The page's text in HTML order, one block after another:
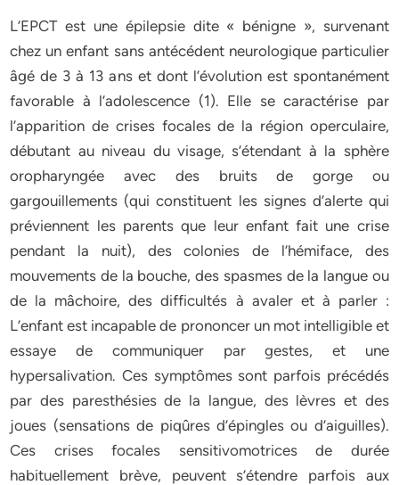
L’EPCT est une épilepsie dite « bénigne », survenant
chez un enfant sans antécédent neurologique particulier
âgé de 3 à 13 ans et dont l’évolution est spontanément
favorable à l’adolescence (1). Elle se caractérise par
l’apparition de crises focales de la région operculaire,
débutant au niveau du visage, s’étendant à la sphère
oropharyngée avec des bruits de gorge ou
gargouillements (qui constituent les signes d’alerte qui
préviennent les parents que leur enfant fait une crise
pendant la nuit), des colonies de l’hémiface, des
mouvements de la bouche, des spasmes de la langue ou
de la mâchoire, des difficultés à avaler et à parler :
L’enfant est incapable de prononcer un mot intelligible et
essaye de communiquer par gestes, et une
hypersalivation. Ces symptômes sont parfois précédés
par des paresthésies de la langue, des lèvres et des
joues (sensations de piqûres d’épingles ou d’aiguilles).
Ces crises focales sensitivomotrices de durée
habituellement brève, peuvent s’étendre parfois aux